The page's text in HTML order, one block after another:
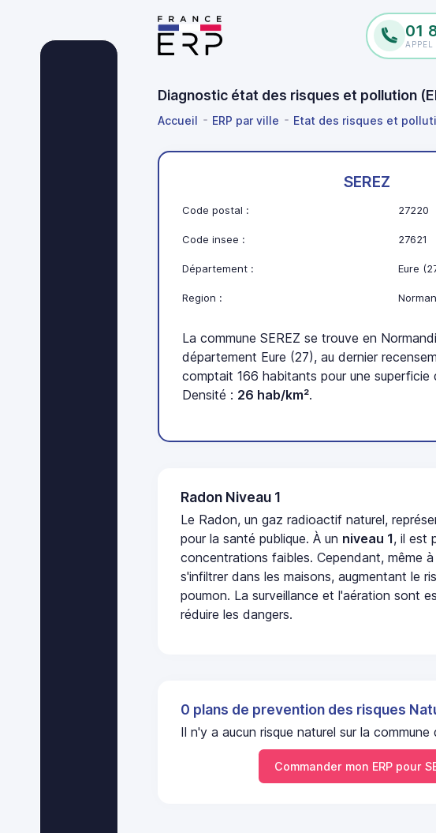
01
Diagnostic état des risques et pollution
Accueil ERP par ville Etat des risques et
SEREZ
Code postal : 27220
Code insee : 27621
Département : Eure
Region :
La commune SEREZ se trouve en
département Eure (27), au dernier
comptait 166 habitants pour une superficie
Densité : 26 hab/km².
Radon Niveau 1
Le Radon, un gaz radioactif naturel,
pour la santé publique. À un niveau 1, il est
concentrations faibles. Cependant, même
s'infiltrer dans les maisons, augmentant le
poumon. La surveillance et l'aération sont
réduire les dangers.
0 plans de prevention des risques
Il n'y a aucun risque naturel sur la commune
Commander mon ERP pour